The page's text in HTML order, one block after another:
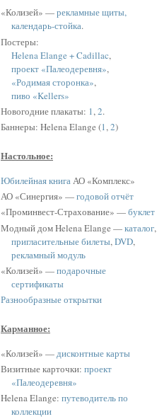
«Колизей» —рекламные щиты,
календарь-стойка.
Постеры:
Helena Elange + Cadillac,
проект «Палеодеревня»,
«Родимая сторонка»,
пиво «Kellers»
Новогодние плакаты: 1,2.
Баннеры: Helena Elange (1,2)
Настольное:
Юбилейная книгаАО «Комплекс»
АО «Синергия» —годовой отчёт
«Проминвест-Страхование» —буклет
Модный дом Helena Elange —каталог,
пригласительные билеты,DVD,
рекламный модуль
«Колизей» —подарочные
сертификаты
Разнообразные открытки
Карманное:
«Колизей» —дисконтные карты
Визитные карточки: проект
«Палеодеревня»
Helena Elange: путеводитель по
коллекции